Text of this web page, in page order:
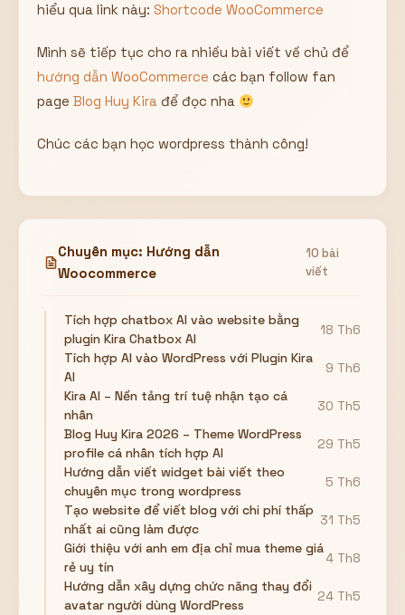
hiểu qua link này: Shortcode WooCommerce
Mình sẽ tiếp tục cho ra nhiều bài viết về chủ để
hướng dẫn WooCommerce các bạn follow fan
page Blog Huy Kira để đọc nha
Chúc các bạn học wordpress thành công!
Chuyên mục: Hướng dẫn
Woocommerce
10 bài
viết
Tích hợp chatbox AI vào website bằng
plugin Kira Chatbox AI
18 Th6
Tích hợp AI vào WordPress với Plugin Kira
AI
9 Th6
Kira AI – Nền tảng trí tuệ nhận tạo cá
nhân
30 Th5
Blog Huy Kira 2026 – Theme WordPress
profile cá nhân tích hợp AI
29 Th5
Hướng dẫn viết widget bài viết theo
chuyên mục trong wordpress
5 Th6
Tạo website để viết blog với chi phí thấp
nhất ai cũng làm được
31 Th5
Giới thiệu với anh em địa chỉ mua theme giá
rẻ uy tín
4 Th8
Hướng dẫn xây dựng chức năng thay đổi
avatar người dùng WordPress
24 Th5